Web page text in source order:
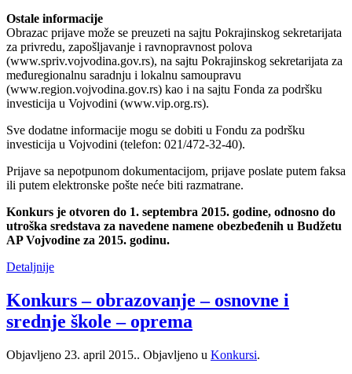
Ostale informacije
Obrazac prijave može se preuzeti na sajtu Pokrajinskog sekretarijata
za privredu, zapošljavanje i ravnopravnost polova
(www.spriv.vojvodina.gov.rs), na sajtu Pokrajinskog sekretarijata za
međuregionalnu saradnju i lokalnu samoupravu
(www.region.vojvodina.gov.rs) kao i na sajtu Fonda za podršku
investicija u Vojvodini (www.vip.org.rs).
Sve dodatne informacije mogu se dobiti u Fondu za podršku
investicija u Vojvodini (telefon: 021/472-32-40).
Prijave sa nepotpunom dokumentacijom, prijave poslate putem faksa
ili putem elektronske pošte neće biti razmatrane.
Konkurs je otvoren do 1. septembra 2015. godine, odnosno do
utroška sredstava za navedene namene obezbeđenih u Budžetu
AP Vojvodine za 2015. godinu.
Detaljnije
Konkurs – obrazovanje – osnovne i
srednјe škole – oprema
Objavljeno 23. april 2015.. Objavljeno u Konkursi.